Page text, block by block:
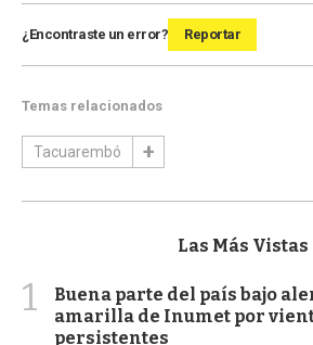
¿Encontraste un error? Reportar
Temas relacionados
Tacuarembó
Las Más Vistas
1
Buena parte del país bajo
amarilla de Inumet por
persistentes